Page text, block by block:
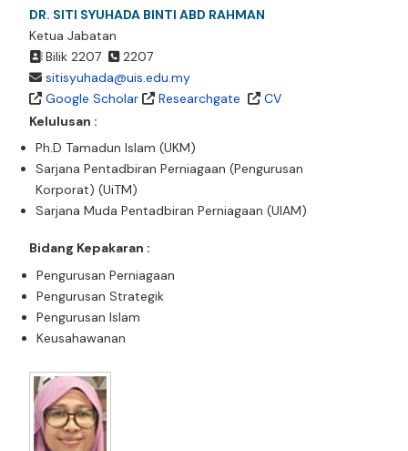
DR. SITI SYUHADA BINTI ABD RAHMAN
Ketua Jabatan
Bilik 2207
2207
sitisyuhada@uis.edu.my
Google Scholar
Researchgate
CV
Kelulusan :
Ph.D Tamadun Islam (UKM)
Sarjana Pentadbiran Perniagaan (Pengurusan
Korporat) (UiTM)
Sarjana Muda Pentadbiran Perniagaan (UIAM)
Bidang Kepakaran :
Pengurusan Perniagaan
Pengurusan Strategik
Pengurusan Islam
Keusahawanan